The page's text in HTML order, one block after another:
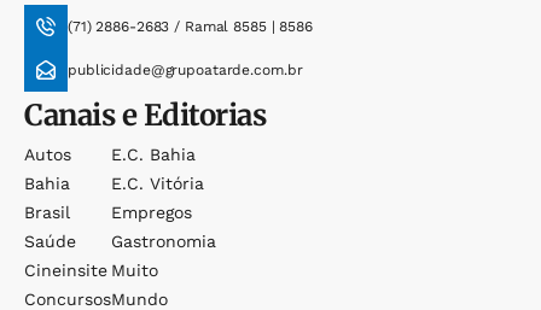
(71) 2886-2683 / Ramal 8585 | 8586
publicidade@grupoatarde.com.br
Canais e Editorias
Autos
Bahia
Brasil
Saúde
Cineinsite
Concursos
E.c. Bahia
E.c. Vitória
Empregos
Gastronomia
Muito
Mundo